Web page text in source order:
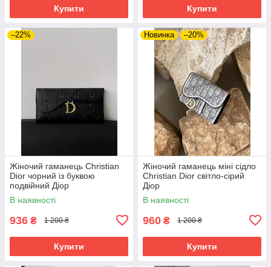
Купити Купити
–22%
Жіночий гаманець Christian
Dior чорний із буквою
подвійний Діор
В наявності
936 ₴ 1 200 ₴
Купити
Новинка –20%
Жіночий гаманець міні сідло
Christian Dior світло-сірий
Діор
В наявності
960 ₴ 1 200 ₴
Купити